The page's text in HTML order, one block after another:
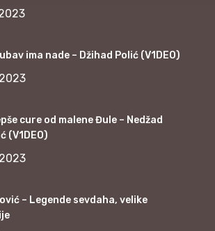
ima nade – Džihad Polić (V1DEO)
cure od malene Đule – Nedžad
(V1DEO)
– Legende sevdaha, velike